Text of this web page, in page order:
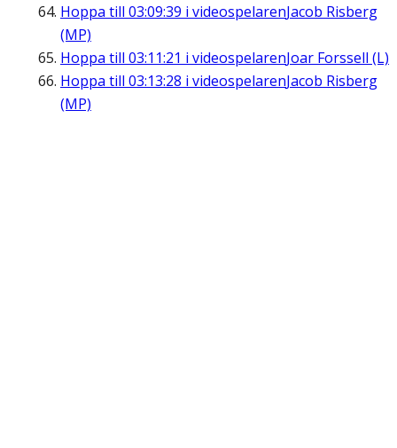
Hoppa till 03:09:39 i videospelarenJacob Risberg
(MP)
Hoppa till 03:11:21 i videospelarenJoar Forssell (L)
Hoppa till 03:13:28 i videospelarenJacob Risberg
(MP)